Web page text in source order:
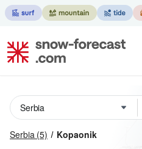
Serbia (5) Kopaonik